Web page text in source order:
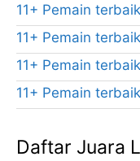
11+ Pemain
11+ Pemain
11+ Pemain
11+ Pemain
Daftar Juara